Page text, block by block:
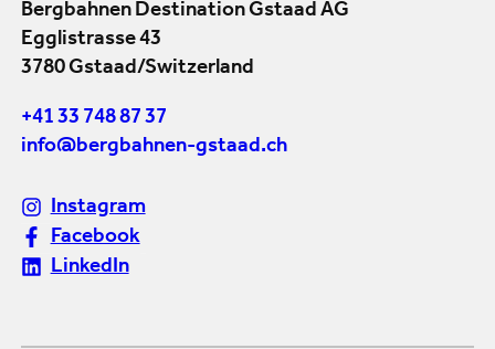
Bergbahnen Destination Gstaad AG
Egglistrasse 43
3780 Gstaad/Switzerland
+41 33 748 87 37
info@bergbahnen-gstaad.ch
Instagram
Facebook
LinkedIn